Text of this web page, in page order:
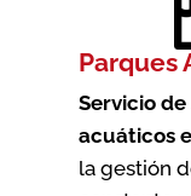
Parques
Servicio
acuáticos
la gestión